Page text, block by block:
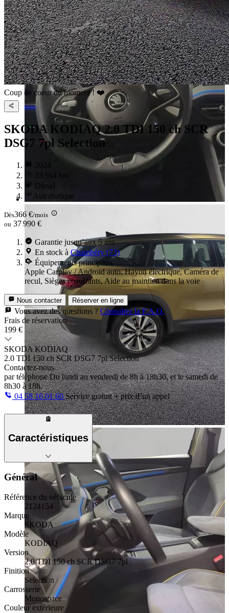
Coup de coeur du moment ! ❤️
SKODA KODIAQ2.0 TDI 150 ch SCR
DSG7 7pl Selection
2024
33 564 km
Diesel
Automatique
Dès366 €/mois
ou 37 990 €
Garantie jusqu’aux 5 ans
En stock à Chambéry (73)
Équipements principaux
Apple Carplay / Android auto, Hayon électrique, Caméra de
recul, Sièges chauffants, Aide au maintien dans la voie
Nous contacter Réserver en ligne
Vous avez des questions ? Consultez la F.A.Q.
Frais de réservation
199 €
SKODA KODIAQ
2.0 TDI 150 ch SCR DSG7 7pl Selection
Contactez-nous
par téléphone Du lundi au vendredi de 8h à 18h30, et le samedi de
8h30 à 18h.
04 58 16 01 60Service gratuit + prix d’un appel
Caractéristiques
Général
Référence du véhicule
2124154
Marque
SKODA
Modèle
KODIAQ
Version
2.0 TDI 150 ch SCR DSG7 7pl
Finition
Selection
Carrosserie
Monospace
Couleur extérieure